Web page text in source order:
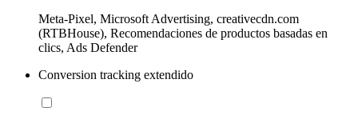
Meta-Pixel, Microsoft Advertising, creativecdn.com
(RTBHouse), Recomendaciones de productos basadas en
clics, Ads Defender
Conversion tracking extendido